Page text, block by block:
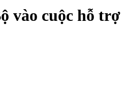
vào cuộc hỗ trợ